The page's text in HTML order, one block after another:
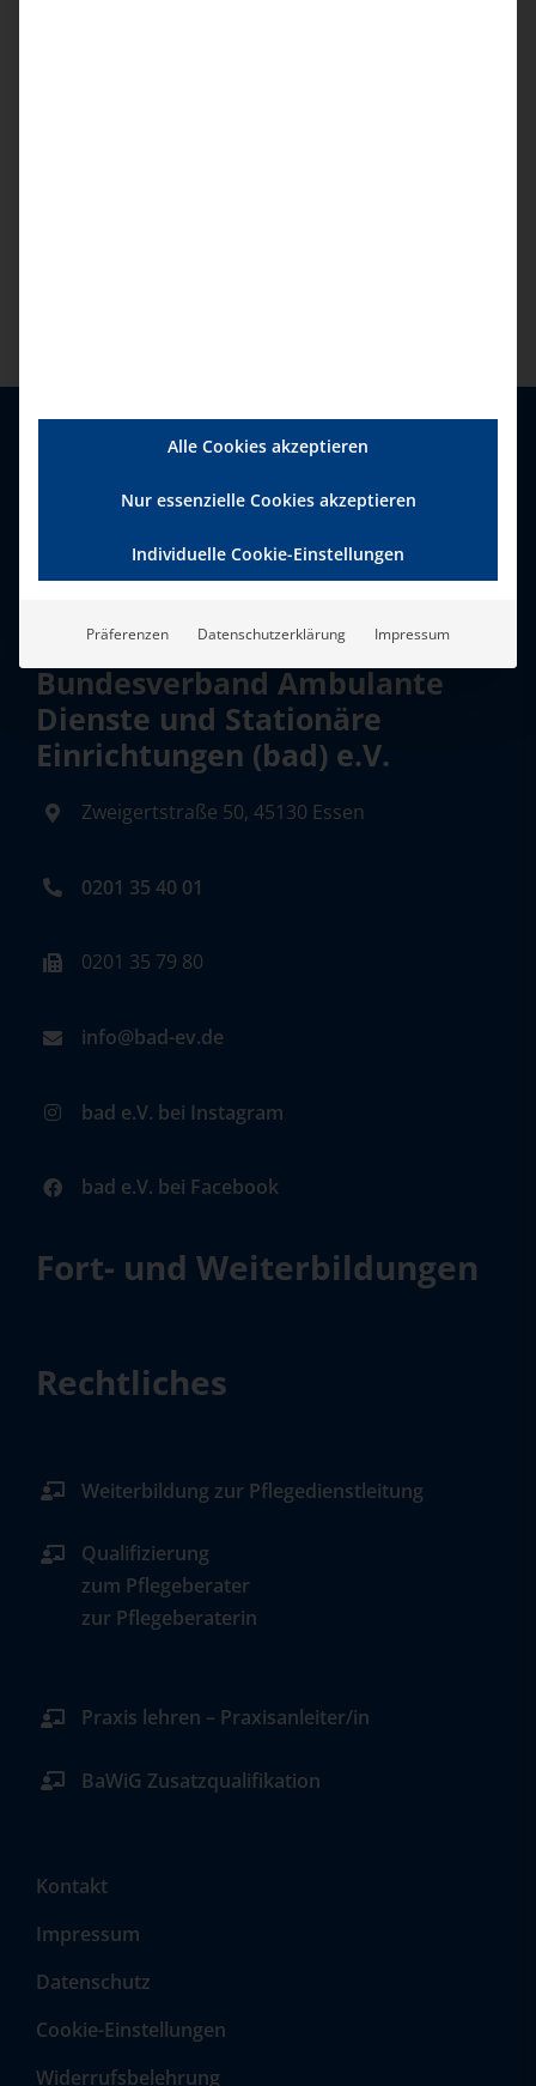
Bundesverband Ambulante
Dienste und Stationäre
Einrichtungen (bad) e.V.
Zweigertstraße 50, 45130 Essen
0201 35 40 01
0201 35 79 80
info@bad-ev.de
bad e.V. bei Instagram
bad e.V. bei Facebook
Fort- und Weiterbildungen
Rechtliches
Weiterbildung zur Pflegedienstleitung
Qualifizierung
zum Pflegeberater
zur Pflegeberaterin
Praxis lehren – Praxisanleiter/in
BaWiG Zusatzqualifikation
Kontakt
Impressum
Datenschutz
Cookie-Einstellungen
Widerrufsbelehrung
Alle Cookies akzeptieren
Nur essenzielle Cookies akzeptieren
Individuelle Cookie-Einstellungen
Präferenzen Datenschutzerklärung Impressum